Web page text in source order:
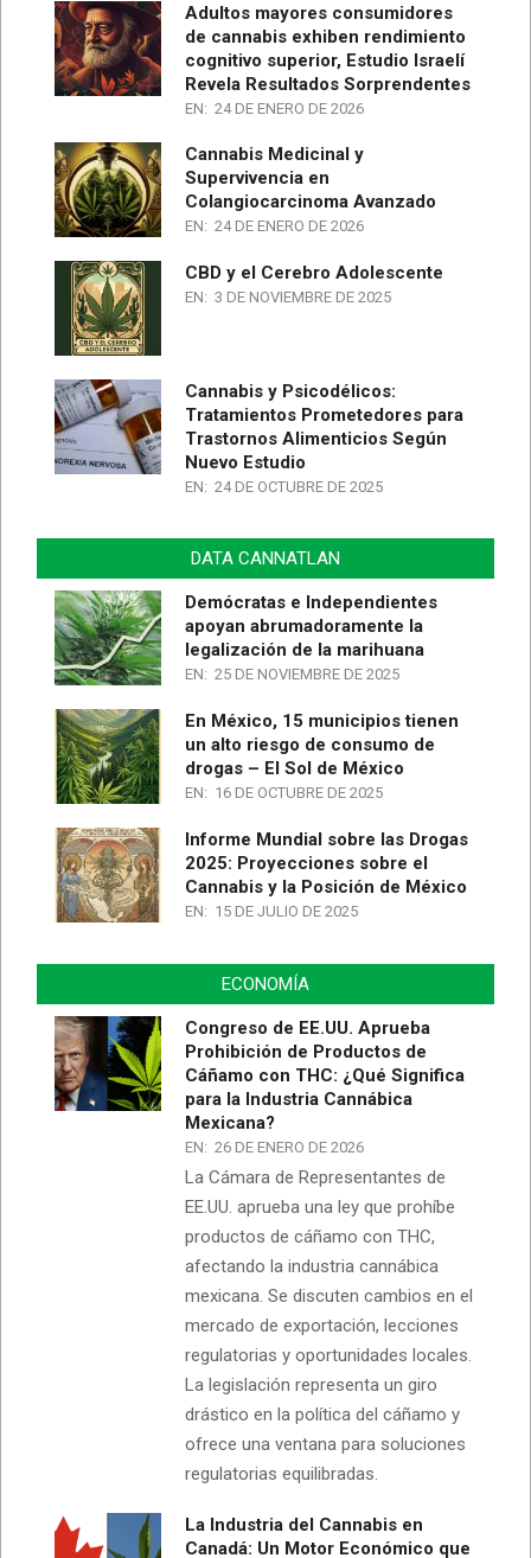
Adultos mayores consumidores
de cannabis exhiben rendimiento
cognitivo superior, Estudio Israelí
Revela Resultados Sorprendentes
EN: 24 DE ENERO DE 2026
Cannabis Medicinal y
Supervivencia en
Colangiocarcinoma Avanzado
EN: 24 DE ENERO DE 2026
CBD y el Cerebro Adolescente
EN: 3 DE NOVIEMBRE DE 2025
Cannabis y Psicodélicos:
Tratamientos Prometedores para
Trastornos Alimenticios Según
Nuevo Estudio
EN: 24 DE OCTUBRE DE 2025
DATA CANNATLAN
Demócratas e Independientes
apoyan abrumadoramente la
legalización de la marihuana
EN: 25 DE NOVIEMBRE DE 2025
En México, 15 municipios tienen
un alto riesgo de consumo de
drogas – El Sol de México
EN: 16 DE OCTUBRE DE 2025
Informe Mundial sobre las Drogas
2025: Proyecciones sobre el
Cannabis y la Posición de México
EN: 15 DE JULIO DE 2025
ECONOMÍA
Congreso de EE.UU. Aprueba
Prohibición de Productos de
Cáñamo con THC: ¿Qué Significa
para la Industria Cannábica
Mexicana?
EN: 26 DE ENERO DE 2026
La Cámara de Representantes de
EE.UU. aprueba una ley que prohíbe
productos de cáñamo con THC,
afectando la industria cannábica
mexicana. Se discuten cambios en el
mercado de exportación, lecciones
regulatorias y oportunidades locales.
La legislación representa un giro
drástico en la política del cáñamo y
ofrece una ventana para soluciones
regulatorias equilibradas.
La Industria del Cannabis en
Canadá: Un Motor Económico que